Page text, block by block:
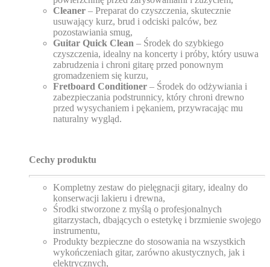
Cleaner – Preparat do czyszczenia, skutecznie
usuwający kurz, brud i odciski palców, bez
pozostawiania smug,
Guitar Quick Clean – Środek do szybkiego
czyszczenia, idealny na koncerty i próby, który usuwa
zabrudzenia i chroni gitarę przed ponownym
gromadzeniem się kurzu,
Fretboard Conditioner – Środek do odżywiania i
zabezpieczania podstrunnicy, który chroni drewno
przed wysychaniem i pękaniem, przywracając mu
naturalny wygląd.
Cechy produktu
Kompletny zestaw do pielęgnacji gitary, idealny do
konserwacji lakieru i drewna,
Środki stworzone z myślą o profesjonalnych
gitarzystach, dbających o estetykę i brzmienie swojego
instrumentu,
Produkty bezpieczne do stosowania na wszystkich
wykończeniach gitar, zarówno akustycznych, jak i
elektrycznych,